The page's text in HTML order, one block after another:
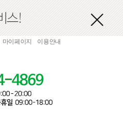
마이페이지 이용안내